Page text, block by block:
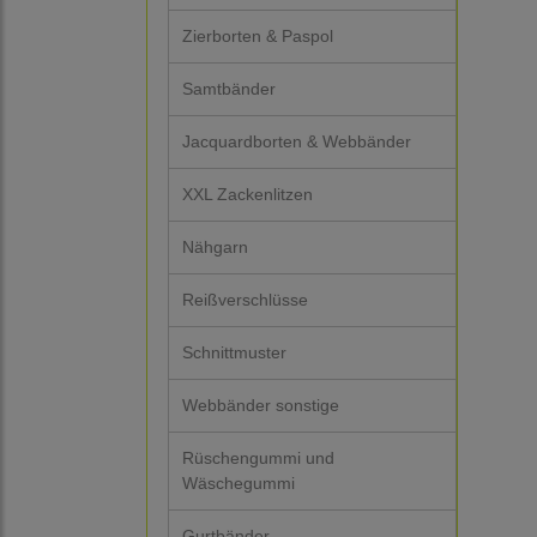
Zierborten & Paspol
Samtbänder
Jacquardborten & Webbänder
XXL Zackenlitzen
Nähgarn
Reißverschlüsse
Schnittmuster
Webbänder sonstige
Rüschengummi und
Wäschegummi